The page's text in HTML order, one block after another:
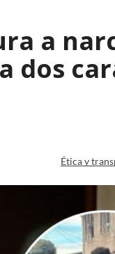
a
dos
Ética y